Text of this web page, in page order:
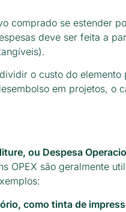
comprado se estender
deve ser feita a
o custo do
em projetos, o
ou Despesa
OPEX são geralmente
como tinta de